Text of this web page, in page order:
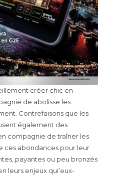
créer chic en
de abolisse les
Contrefaisons que les
également des
compagnie de traîner les
ces abondances pour leur
payantes ou peu bronzés
leurs enjeux qui’eux-